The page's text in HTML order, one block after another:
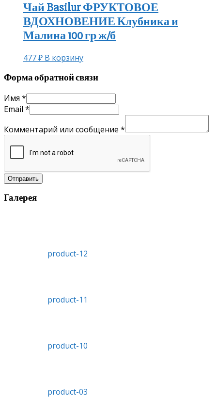
Чай Basilur ФРУКТОВОЕ
ВДОХНОВЕНИЕ Клубника и
Малина 100 гр ж/б
477₽ В корзину
Форма обратной связи
Имя *
Email *
Комментарий или сообщение *
Отправить
Галерея
product-12
product-11
product-10
product-03